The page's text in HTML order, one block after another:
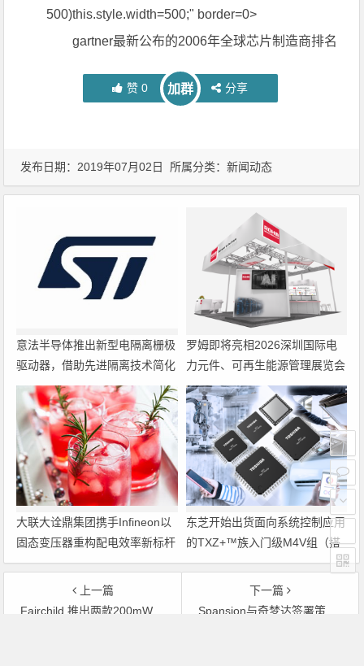
500)this.style.width=500;" border=0>
gartner最新公布的2006年全球芯片制造商排名
赞 0 加群 分享
发布日期：2019年07月02日 所属分类：新闻动态
意法半导体推出新型电隔离栅极
驱动器，借助先进隔离技术简化
电源设计
罗姆即将亮相2026深圳国际电
力元件、可再生能源管理展览会
暨研讨会
大联大诠鼎集团携手Infineon以
固态变压器重构配电效率新标杆
东芝开始出货面向系统控制应用
的TXZ+™族入门级M4V组（搭
载Arm Cortex‑M4内核的标准微
控制器）工程样品
上一篇
Fairchild 推出两款200mW数字晶体管系列
下一篇
Spansion与奇梦达签署策略供应协议提供多重芯片封装存储系统